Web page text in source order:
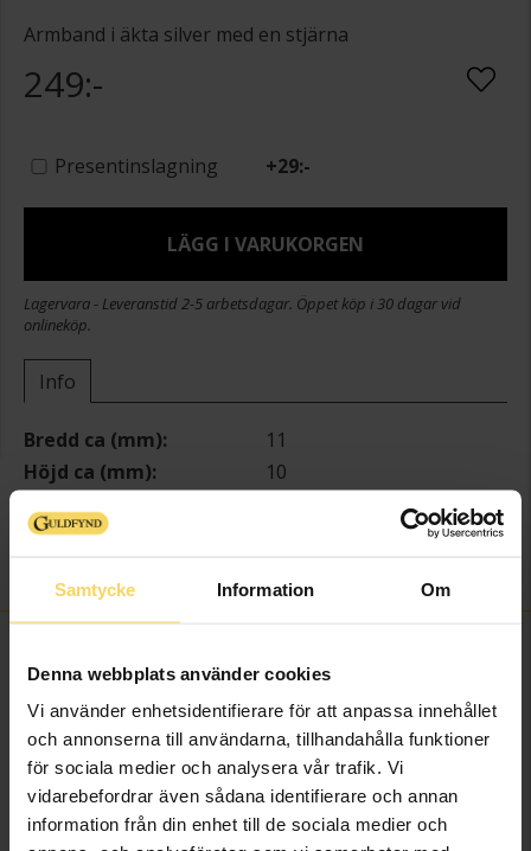
Samtycke Information Om
Denna webbplats använder cookies
Vi använder enhetsidentifierare för att anpassa innehållet
och annonserna till användarna, tillhandahålla funktioner
för sociala medier och analysera vår trafik. Vi
vidarebefordrar även sådana identifierare och annan
information från din enhet till de sociala medier och
Armband i äkta silver med en stjärna
249:-
Presentinslagning +29:-
LÄGG I VARUKORGEN
Lagervara - Leveranstid 2-5 arbetsdagar. Öppet köp i 30 dagar vid
onlineköp.
Info
Bredd ca (mm)
11
Höjd ca (mm)
10
Varumärke